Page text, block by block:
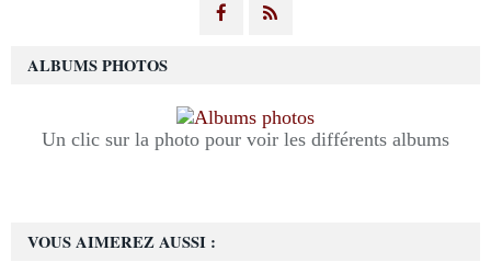
VOUS AIMEREZ AUSSI :
ALBUMS PHOTOS
Un clic sur la photo pour voir les différents albums